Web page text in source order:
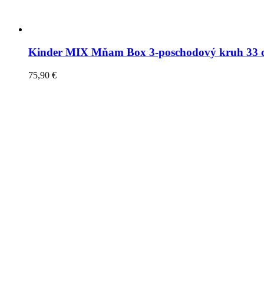
Kinder MIX Mňam Box 3-poschodový kruh 33
75,90 €